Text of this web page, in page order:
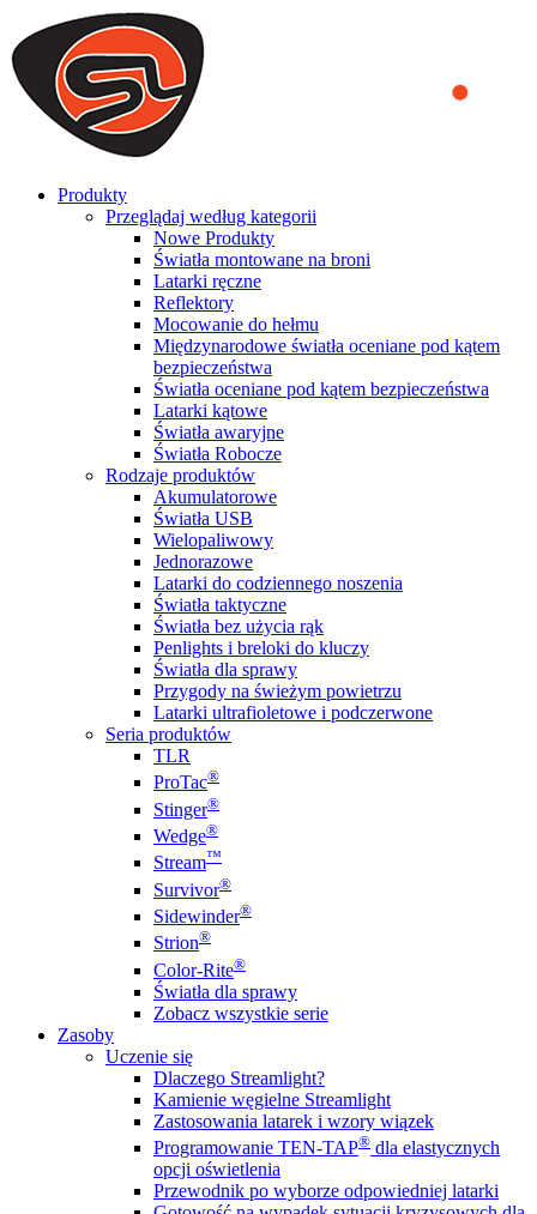
We use cookies to ensure that we provide you the best experience
on our website. By continuing to browse this website, you accept
that cookies are used to help us analyze how the website is used and
to offer you a better experience. To learn more or to find out how
you can disable cookies, you can access our
Produkty
Przeglądaj według kategorii
Nowe Produkty
Światła montowane na broni
Latarki ręczne
Reflektory
Mocowanie do hełmu
Międzynarodowe światła oceniane pod kątem
bezpieczeństwa
Światła oceniane pod kątem bezpieczeństwa
Latarki kątowe
Światła awaryjne
Światła Robocze
Rodzaje produktów
Akumulatorowe
Światła USB
Wielopaliwowy
Jednorazowe
Latarki do codziennego noszenia
Światła taktyczne
Światła bez użycia rąk
Penlights i breloki do kluczy
Światła dla sprawy
Przygody na świeżym powietrzu
Latarki ultrafioletowe i podczerwone
Seria produktów
TLR
ProTac®
Stinger®
Wedge®
Stream™
Survivor®
Sidewinder®
Strion®
Color-Rite®
Światła dla sprawy
Zobacz wszystkie serie
Zasoby
Uczenie się
Dlaczego Streamlight?
Kamienie węgielne Streamlight
Zastosowania latarek i wzory wiązek
Programowanie TEN-TAP® dla elastycznych
opcji oświetlenia
Przewodnik po wyborze odpowiedniej latarki